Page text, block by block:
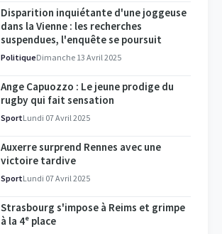
Disparition inquiétante d'une joggeuse
dans la Vienne : les recherches
suspendues, l'enquête se poursuit
PolitiqueDimanche 13 Avril 2025
Ange Capuozzo : Le jeune prodige du
rugby qui fait sensation
SportLundi 07 Avril 2025
Auxerre surprend Rennes avec une
victoire tardive
SportLundi 07 Avril 2025
Strasbourg s'impose à Reims et grimpe
à la 4ᵉ place